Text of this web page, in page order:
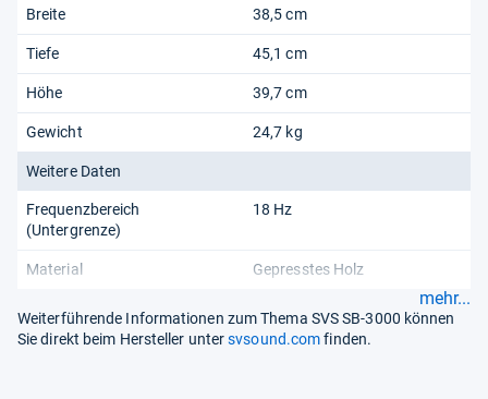
Breite 38,5 cm
Tiefe 45,1 cm
Höhe 39,7 cm
Gewicht 24,7 kg
Weitere Daten
Frequenzbereich
(Untergrenze)
18 Hz
Material Gepresstes Holz
mehr...
Weiterführende Informationen zum Thema SVS SB-3000 können
Sie direkt beim Hersteller untersvsound.comfinden.